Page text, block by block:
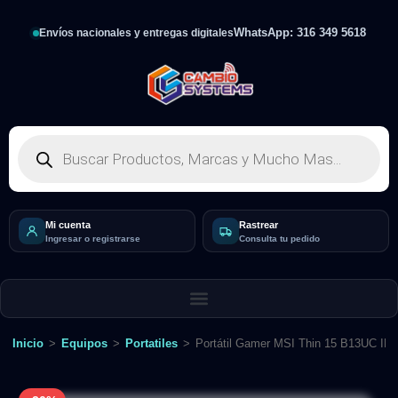
Envíos nacionales y entregas digitalesWhatsApp: 316 349 5618
Mi cuenta
Ingresar o registrarse
Rastrear
Consulta tu pedido
Inicio > Equipos > Portatiles > Portátil Gamer MSI Thin 15 B13UC